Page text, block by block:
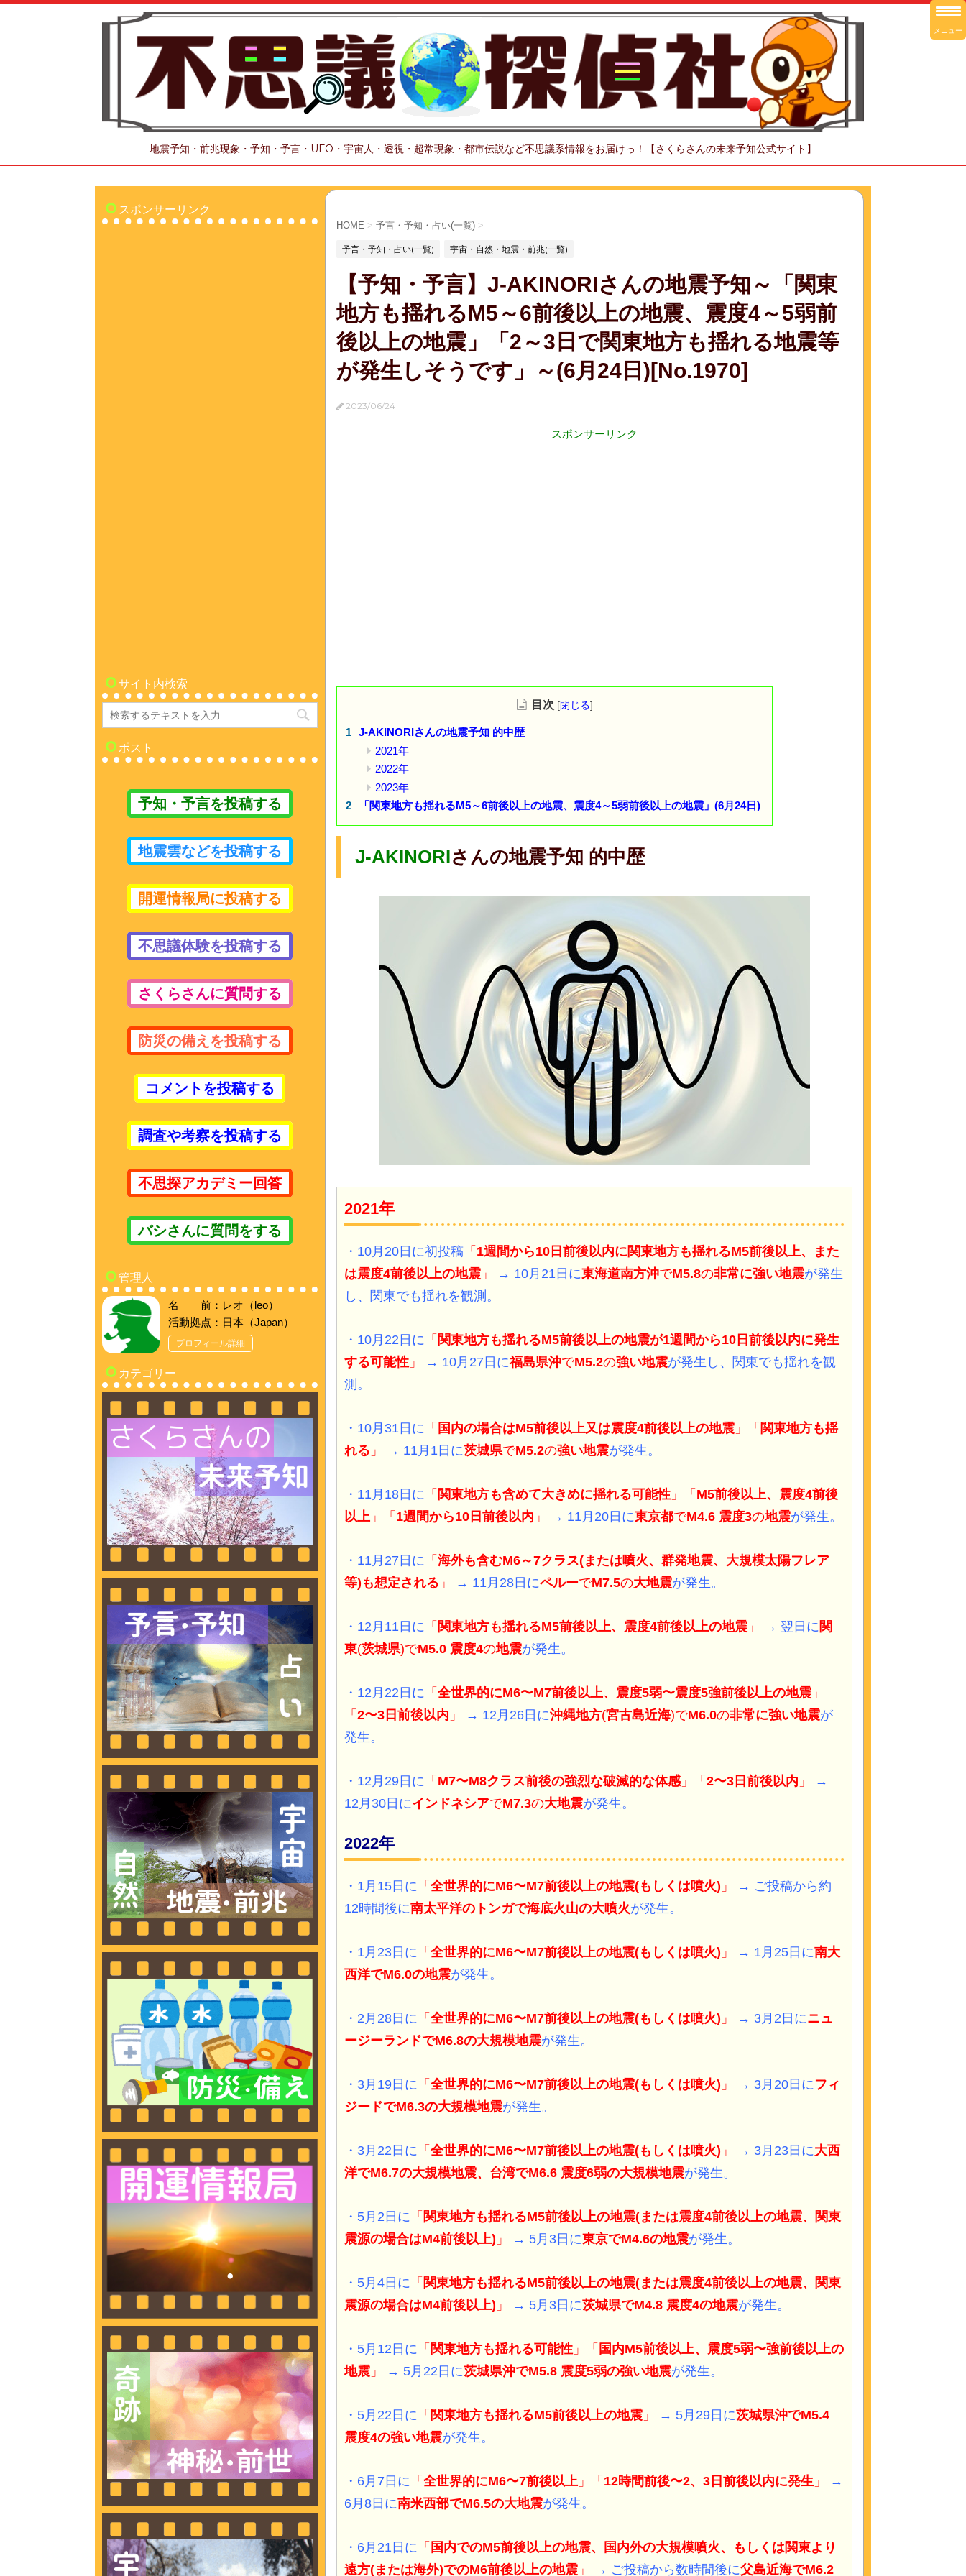
地震予知・前兆現象・予知・予言・UFO・宇宙人・透視・超常現象・都市伝説など不思議系情報をお届けっ！【さくらさんの未来予知公式サイト】
HOME > 予言・予知・占い(一覧) >
予言・予知・占い(一覧) 宇宙・自然・地震・前兆(一覧)
【予知・予言】J-AKINORIさんの地震予知～「関東
地方も揺れるM5～6前後以上の地震、震度4～5弱前
後以上の地震」「2～3日で関東地方も揺れる地震等
が発生しそうです」～(6月24日)[No.1970]
2023/06/24
スポンサーリンク
目次 [閉じる]
J-AKINORIさんの地震予知 的中歴
2021年
2022年
2023年
「関東地方も揺れるM5～6前後以上の地震、震度4～5弱前後以上の地震」(6月24日)
J-AKINORIさんの地震予知 的中歴
2021年
・10月20日に初投稿 「 1週間から10日前後以内に関東地方も揺れるM5前後以上、また
は震度4前後以上の地震 」 → 10月21日に東海道南方沖でM5.8の非常に強い地震が発生
し、関東でも揺れを観測。
・10月22日に 「 関東地方も揺れるM5前後以上の地震が1週間から10日前後以内に発生
する可能性 」 → 10月27日に福島県沖でM5.2の強い地震が発生し、 関東でも揺れを観
測。
・10月31日に 「 国内の場合はM5前後以上又は震度4前後以上の地震 」「 関東地方も揺
れる 」 → 11月1日に茨城県でM5.2の強い地震が発生。
・11月18日に 「 関東地方も含めて大きめに揺れる可能性 」「 M5前後以上、震度4前後
以上 」「 1週間から10日前後以内 」 → 11月20日に東京都でM4.6 震度3の地震が発生。
・11月27日に 「 海外も含むM6～7クラス(または噴火、群発地震、大規模太陽フレア
等)も想定される 」 → 11月28日にペルーでM7.5の大地震が発生。
・12月11日に 「 関東地方も揺れるM5前後以上、震度4前後以上の地震 」 → 翌日に関
東(茨城県)でM5.0 震度4の地震が発生。
・12月22日に 「 全世界的にM6〜M7前後以上、震度5弱〜震度5強前後以上の地震 」
「 2〜3日前後以内 」 → 12月26日に沖縄地方(宮古島近海)でM6.0の非常に強い地震が
発生。
・12月29日に 「 M7〜M8クラス前後の強烈な破滅的な体感」「 2〜3日前後以内 」
→
12月30日にインドネシアでM7.3の大地震が発生。
2022年
・1月15日に 「 全世界的にM6〜M7前後以上の地震(もしくは噴火) 」
→ ご投稿から約
12時間後に南太平洋のトンガで海底火山の大噴火が発生。
・1月23日に 「 全世界的にM6〜M7前後以上の地震(もしくは噴火) 」 → 1月25日に南大
西洋でM6.0の地震が発生。
・2月28日に 「 全世界的にM6〜M7前後以上の地震(もしくは噴火) 」 → 3月2日にニュ
ージーランドでM6.8の大規模地震が発生。
・3月19日に 「 全世界的にM6〜M7前後以上の地震(もしくは噴火) 」 → 3月20日にフィ
ジードでM6.3の大規模地震が発生。
・3月22日に 「 全世界的にM6〜M7前後以上の地震(もしくは噴火) 」 → 3月23日に大西
洋でM6.7の大規模地震、台湾でM6.6 震度6弱の大規模地震が発生。
・5月2日に 「 関東地方も揺れるM5前後以上の地震(または震度4前後以上の地震、関東
震源の場合はM4前後以上) 」 → 5月3日に東京でM4.6の地震が発生。
・5月4日に 「 関東地方も揺れるM5前後以上の地震(または震度4前後以上の地震、関東
震源の場合はM4前後以上) 」 → 5月3日に茨城県でM4.8 震度4の地震が発生。
・5月12日に 「 関東地方も揺れる可能性 」「 国内M5前後以上、震度5弱〜強前後以上の
地震 」 → 5月22日に茨城県沖でM5.8 震度5弱の強い地震が発生。
・5月22日に 「 関東地方も揺れるM5前後以上の地震 」 → 5月29日に茨城県沖でM5.4
震度4の強い地震が発生。
・6月7日に 「 全世界的にM6〜7前後以上 」「 12時間前後〜2、3日前後以内に発生 」
→
6月8日に南米西部でM6.5の大地震が発生。
・6月21日に 「 国内でのM5前後以上の地震、国内外の大規模噴火、もしくは関東より
遠方(または海外)でのM6前後以上の地震 」 → ご投稿から数時間後に父島近海でM6.2
スポンサーリンク
サイト内検索
ポスト
予知・予言を投稿する
地震雲などを投稿する
開運情報局に投稿する
不思議体験を投稿する
さくらさんに質問する
防災の備えを投稿する
コメントを投稿する
調査や考察を投稿する
不思探アカデミー回答
バシさんに質問をする
管理人
名 前：レオ（leo）
活動拠点：日本（Japan）
プロフィール詳細
カテゴリー
メニュー